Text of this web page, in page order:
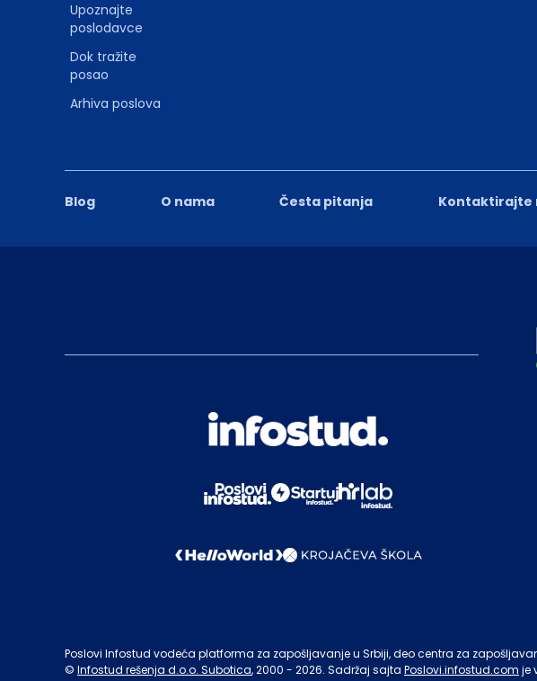
Blog O nama Česta pitanja Kontaktirajte
Upoznajte
poslodavce
Dok tražite
posao
Arhiva poslova
Poslovi Infostud vodeća platforma za zapošljavanje u Srbiji, deo centra za
© Infostud rešenja d.o.o. Subotica, 2000 - 2026. Sadržaj sajta Poslovi.infostud.com je